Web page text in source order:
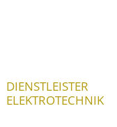
DIENSTLEISTER
ELEKTROTECHNIK